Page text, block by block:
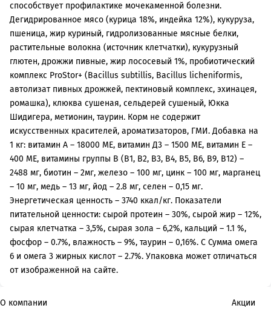
способствует профилактике мочекаменной болезни.
Дегидрированное мясо (курица 18%, индейка 12%), кукуруза,
пшеница, жир куриный, гидролизованные мясные белки,
растительные волокна (источник клетчатки), кукурузный
глютен, дрожжи пивные, жир лососевый 1%, пробиотический
комплекс ProStor+ (Bacillus subtillis, Bacillus licheniformis,
автолизат пивных дрожжей, пектиновый комплекс, эхинацея,
ромашка), клюква сушеная, сельдерей сушеный, Юкка
Шидигера, метионин, таурин. Корм не содержит
искусственных красителей, ароматизаторов, ГМИ. Добавка на
1 кг: витамин А – 18000 МЕ, витамин Д3 – 1500 МЕ, витамин Е –
400 МЕ, витамины группы В (В1, В2, В3, В4, В5, В6, В9, В12) –
2488 мг, биотин – 2мг, железо – 100 мг, цинк – 100 мг, марганец
– 10 мг, медь – 13 мг, йод – 2.8 мг, селен – 0,15 мг.
Энергетическая ценность – 3740 ккал/кг. Показатели
питательной ценности: сырой протеин – 30%, сырой жир – 12%,
сырая клетчатка – 3,5%, сырая зола – 6,2%, кальций – 1.1 %,
фосфор – 0.7%, влажность – 9%, таурин – 0,16%. С Сумма омега
6 и омега 3 жирных кислот – 2.7%. Упаковка может отличаться
от изображенной на сайте.
О компании
Акции